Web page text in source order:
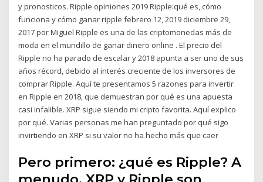
y pronosticos. Ripple opiniones 2019 Ripple:qué es, cómo
funciona y cómo ganar ripple febrero 12, 2019 diciembre 29,
2017 por Miguel Ripple es una de las criptomonedas más de
moda en el mundillo de ganar dinero online . El precio del
Ripple no ha parado de escalar y 2018 apunta a ser uno de sus
años récord, debido al interés creciente de los inversores de
comprar Ripple. Aquí te presentamos 5 razones para invertir
en Ripple en 2018, que demuestran por qué es una apuesta
casi infalible. XRP sigue siendo mi cripto favorita. Aquí explico
por qué. Varias personas me han preguntado por qué sigo
invirtiendo en XRP si su valor no ha hecho más que caer
Pero primero: ¿qué es Ripple? A